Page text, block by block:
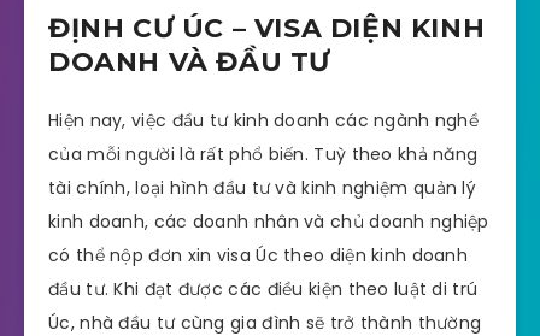
ĐỊNH CƯ ÚC – VISA DIỆN KINH
DOANH VÀ ĐẦU TƯ
Hiện nay, việc đầu tư kinh doanh các ngành nghề
của mỗi người là rất phổ biến. Tuỳ theo khả năng
tài chính, loại hình đầu tư và kinh nghiệm quản lý
kinh doanh, các doanh nhân và chủ doanh nghiệp
có thể nộp đơn xin visa Úc theo diện kinh doanh
đầu tư. Khi đạt được các điều kiện theo luật di trú
Úc, nhà đầu tư cùng gia đình sẽ trở thành thường